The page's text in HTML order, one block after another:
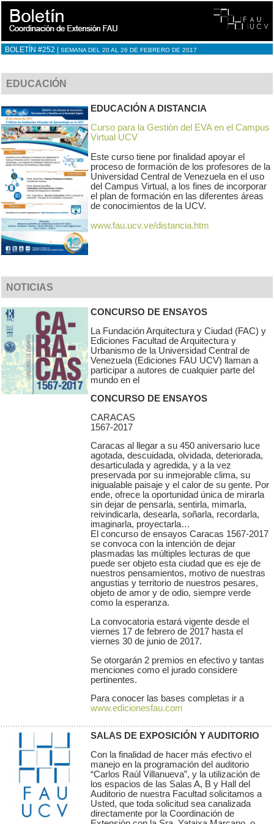
BOLETÍN #252 | SEMANA DEL 20 AL 26 DE FEBRERO DE 2017
EDUCACIÓN
EDUCACIÓN A DISTANCIA
Curso para la Gestión del EVA en el Campus
Virtual UCV
Este curso tiene por finalidad apoyar el
proceso de formación de los profesores de la
Universidad Central de Venezuela en el uso
del Campus Virtual, a los fines de incorporar
el plan de formación en las diferentes áreas
de conocimientos de la UCV.
www.fau.ucv.ve/distancia.htm
NOTICIAS
CONCURSO DE ENSAYOS
La Fundación Arquitectura y Ciudad (FAC) y
Ediciones Facultad de Arquitectura y
Urbanismo de la Universidad Central de
Venezuela (Ediciones FAU UCV) llaman a
participar a autores de cualquier parte del
mundo en el
CONCURSO DE ENSAYOS
CARACAS
1567-2017
Caracas al llegar a su 450 aniversario luce
agotada, descuidada, olvidada, deteriorada,
desarticulada y agredida, y a la vez
preservada por su inmejorable clima, su
inigualable paisaje y el calor de su gente. Por
ende, ofrece la oportunidad única de mirarla
sin dejar de pensarla, sentirla, mimarla,
reivindicarla, desearla, soñarla, recordarla,
imaginarla, proyectarla…
El concurso de ensayos Caracas 1567-2017
se convoca con la intención de dejar
plasmadas las múltiples lecturas de que
puede ser objeto esta ciudad que es eje de
nuestros pensamientos, motivo de nuestras
angustias y territorio de nuestros pesares,
objeto de amor y de odio, siempre verde
como la esperanza.
La convocatoria estará vigente desde el
viernes 17 de febrero de 2017 hasta el
viernes 30 de junio de 2017.
Se otorgarán 2 premios en efectivo y tantas
menciones como el jurado considere
pertinentes.
Para conocer las bases completas ir a
www.edicionesfau.com
SALAS DE EXPOSICIÓN Y AUDITORIO
Con la finalidad de hacer más efectivo el
manejo en la programación del auditorio
“Carlos Raúl Villanueva”, y la utilización de
los espacios de las Salas A, B y Hall del
Auditorio de nuestra Facultad solicitamos a
Usted, que toda solicitud sea canalizada
directamente por la Coordinación de